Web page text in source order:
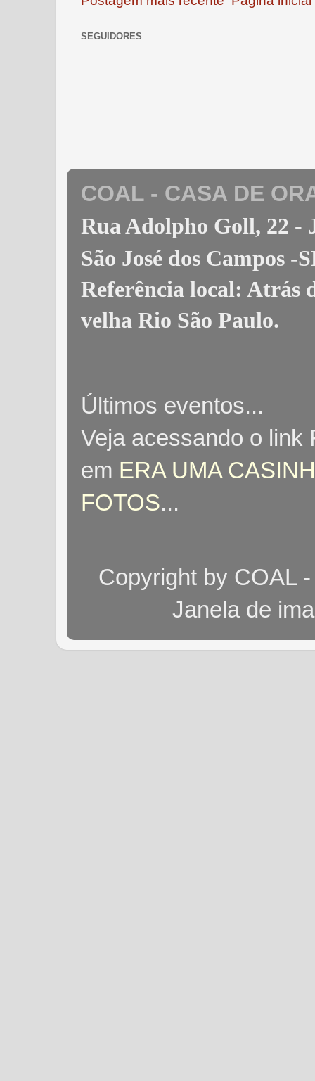
SEGUIDORES
COAL - CASA DE
Rua Adolpho Goll, 22
São José dos Campos -
Referência local: Atrás
velha Rio São Paulo.
Últimos eventos...
Veja acessando o link
em ERA UMA
FOTOS...
Copyright by COAL
Janela de